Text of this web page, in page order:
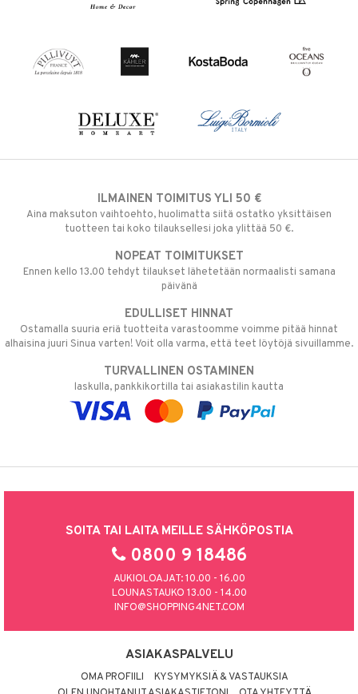
ILMAINEN TOIMITUS YLI 50 €
Aina maksuton vaihtoehto, huolimatta siitä ostatko yksittäisen
tuotteen tai koko tilauksellesi joka ylittää 50 €.
NOPEAT TOIMITUKSET
Ennen kello 13.00 tehdyt tilaukset lähetetään normaalisti samana
päivänä
EDULLISET HINNAT
Ostamalla suuria eriä tuotteita varastoomme voimme pitää hinnat
alhaisina juuri Sinua varten! Voit olla varma, että teet löytöjä sivuillamme.
TURVALLINEN OSTAMINEN
laskulla, pankkikortilla tai asiakastilin kautta
SOITA TAI LAITA MEILLE SÄHKÖPOSTIA
0800 9 18486
AUKIOLOAJAT: 10.00 - 16.00
LOUNASTAUKO 13.00 - 14.00
INFO@SHOPPING4NET.COM
ASIAKASPALVELU
OMA PROFIILI
KYSYMYKSIÄ & VASTAUKSIA